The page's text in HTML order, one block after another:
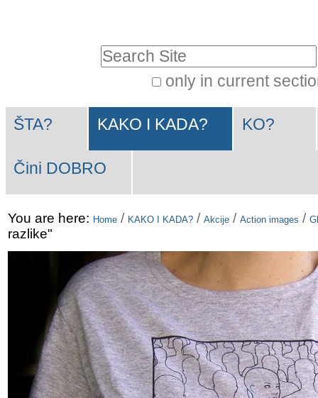
Skip
to
navigation
only in current
Search…
Navigation
ŠTA? KAKO I KADA? KO?
Čini DOBRO
You are here: Home / KAKO I KADA? / Akcije / Action images /
razlike"